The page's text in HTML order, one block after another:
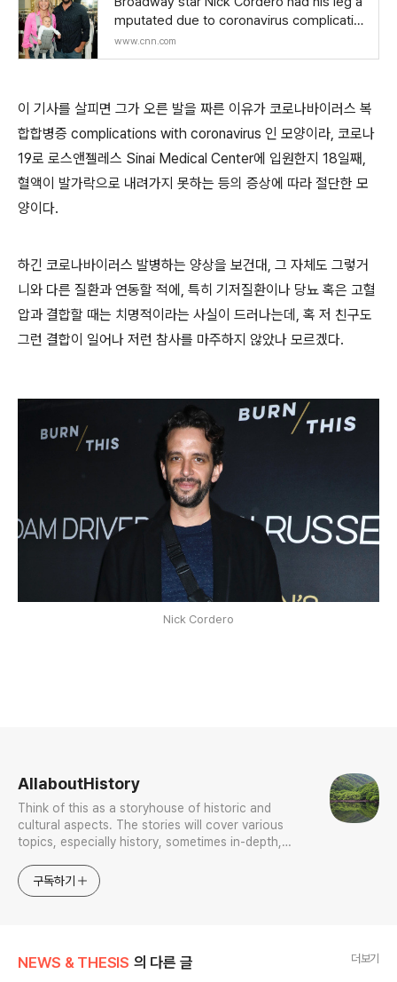
mputated due to coronavirus complicatio
ns
www.cnn.com
이 기사를 살피면 그가 오른 발을 짜른 이유가 코로나바이러스 복
합합병증 complications with coronavirus 인 모양이라, 코로나
19로 로스앤젤레스 Sinai Medical Center에 입원한지 18일째,
혈액이 발가락으로 내려가지 못하는 등의 증상에 따라 절단한 모
양이다.
하긴 코로나바이러스 발병하는 양상을 보건대, 그 자체도 그렇거
니와 다른 질환과 연동할 적에, 특히 기저질환이나 당뇨 혹은 고혈
압과 결합할 때는 치명적이라는 사실이 드러나는데, 혹 저 친구도
그런 결합이 일어나 저런 참사를 마주하지 않았나 모르겠다.
Nick Cordero
AllaboutHistory
Think of this as a storyhouse of historic and
cultural aspects. The stories will cover various
topics, especially history, sometimes in-depth,
approach will be to resist any common sense or
generalized viewpoint
구독하기
NEWS & THESIS 의 다른 글 더보기